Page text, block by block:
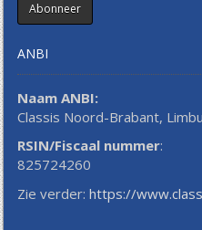
ANBI
Naam ANBI:
Classis Noord-Brabant,
RSIN/Fiscaal nummer:
825724260
Zie verder:https://